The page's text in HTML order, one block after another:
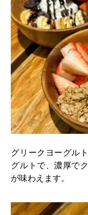
グリークヨーグル
グルトで、濃厚で
が味わえます。